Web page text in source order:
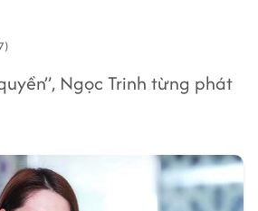
Ngọc Trinh từng phát